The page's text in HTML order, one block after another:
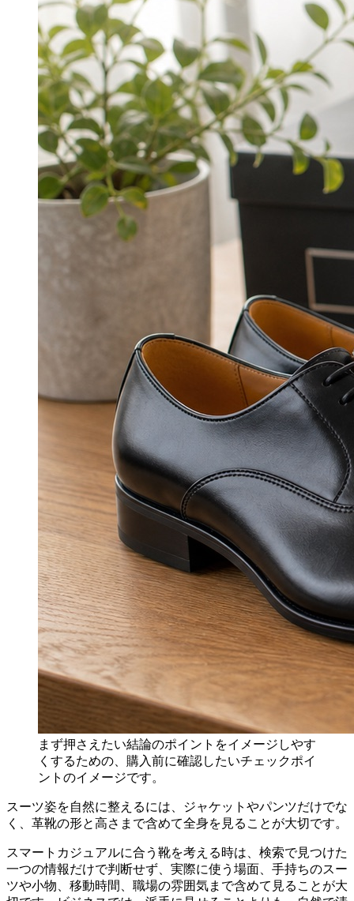
まず押さえたい結論のポイントをイメージしやす
くするための、購入前に確認したいチェックポイ
ントのイメージです。
スーツ姿を自然に整えるには、ジャケットやパンツだけでな
く、革靴の形と高さまで含めて全身を見ることが大切です。
スマートカジュアルに合う靴を考える時は、検索で見つけた
一つの情報だけで判断せず、実際に使う場面、手持ちのスー
ツや小物、移動時間、職場の雰囲気まで含めて見ることが大